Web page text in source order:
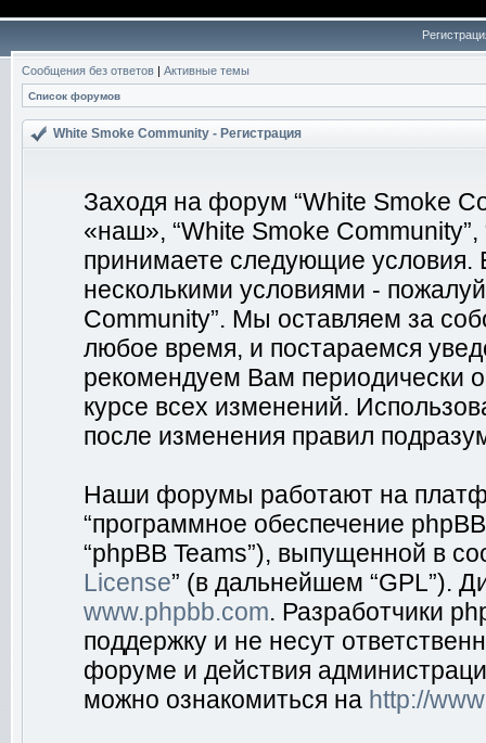
Сообщения без ответов | Активные темы
Список форумов
White Smoke Community - Регистрация
Заходя на форум “White Smoke
«наш», “White Smoke
принимаете следующие
несколькими условиями -
Community”. Мы оставляем за
любое время, и постараемся
рекомендуем Вам периодически
курсе всех изменений.
после изменения правил
Наши форумы работают на
“программное обеспечение
“phpBB Teams”), выпущенной в
License” (в дальнейшем “GPL”).
www.phpbb.com. Разработчики
поддержку и не несут
форуме и действия
можно ознакомиться на http://